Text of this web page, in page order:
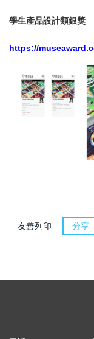
學生產品設計類銀獎
https://
友善列印 分享